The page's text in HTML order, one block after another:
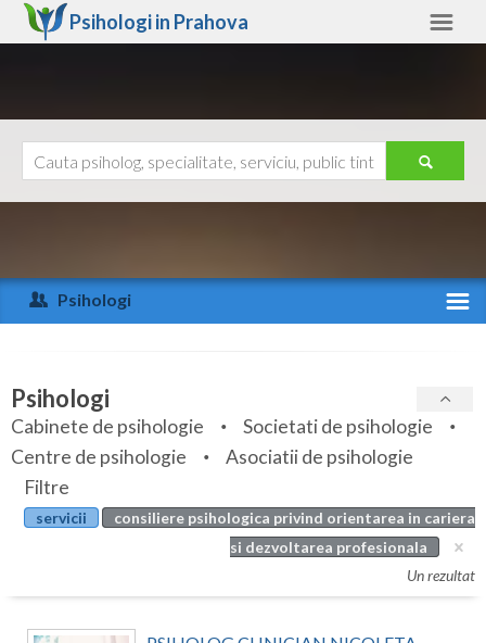
Psihologi in Prahova
Arad
Arges
Bihor
Bistrita-Nasaud
Botosani
Bucuresti
Ajutor
Psihologi
Specialitati
Servicii
Articole
Evenimente
Psihologi
Cabinete de psihologie
Societati de psihologie
Centre de psihologie
Asociatii de psihologie
Filtre
servicii
consiliere psihologica privind orientarea in cariera
si dezvoltarea profesionala
Un rezultat